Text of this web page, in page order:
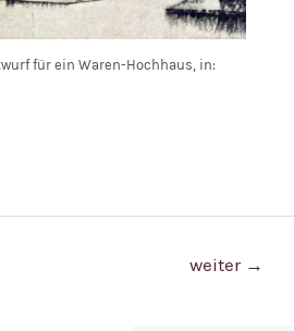
für ein Waren-Hochhaus, in:
weiter →